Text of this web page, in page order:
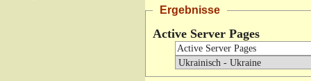
Ergebnisse
Active Server Pages